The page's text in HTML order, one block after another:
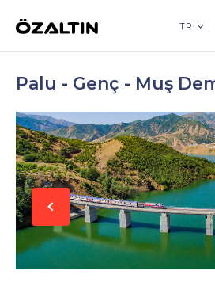
TR
Palu - Genç - Muş